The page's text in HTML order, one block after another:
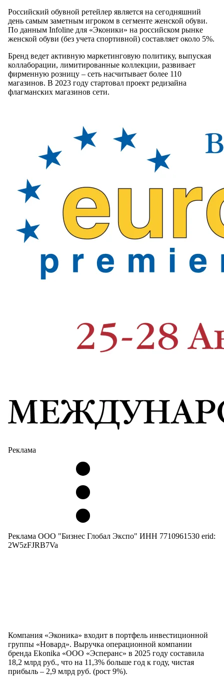
Российский обувной ретейлер является на сегодняшний
день самым заметным игроком в сегменте женской обуви.
По данным Infoline для «Эконики» на российском рынке
женской обуви (без учета спортивной) составляет около 5%.
Бренд ведет активную маркетинговую политику, выпуская
коллаборации, лимитированные коллекции, развивает
фирменную розницу – сеть насчитывает более 110
магазинов. В 2023 году стартовал проект редизайна
флагманских магазинов сети.
Реклама
Реклама ООО "Бизнес Глобал Экспо" ИНН 7710961530 erid:
2W5zFJRB7Va
Компания «Эконика» входит в портфель инвестиционной
группы «Новард». Выручка операционной компании
бренда Ekonika «ООО «Эсперанс» в 2025 году составила
18,2 млрд руб., что на 11,3% больше год к году, чистая
прибыль – 2,9 млрд руб. (рост 9%).